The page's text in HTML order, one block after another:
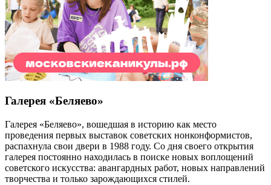
Галерея «Беляево»
Галерея «Беляево», вошедшая в историю как место
проведения первых выставок советских нонконформистов,
распахнула свои двери в 1988 году. Со дня своего открытия
галерея постоянно находилась в поиске новых воплощений
советского искусства: авангардных работ, новых направлений
творчества и только зарождающихся стилей.